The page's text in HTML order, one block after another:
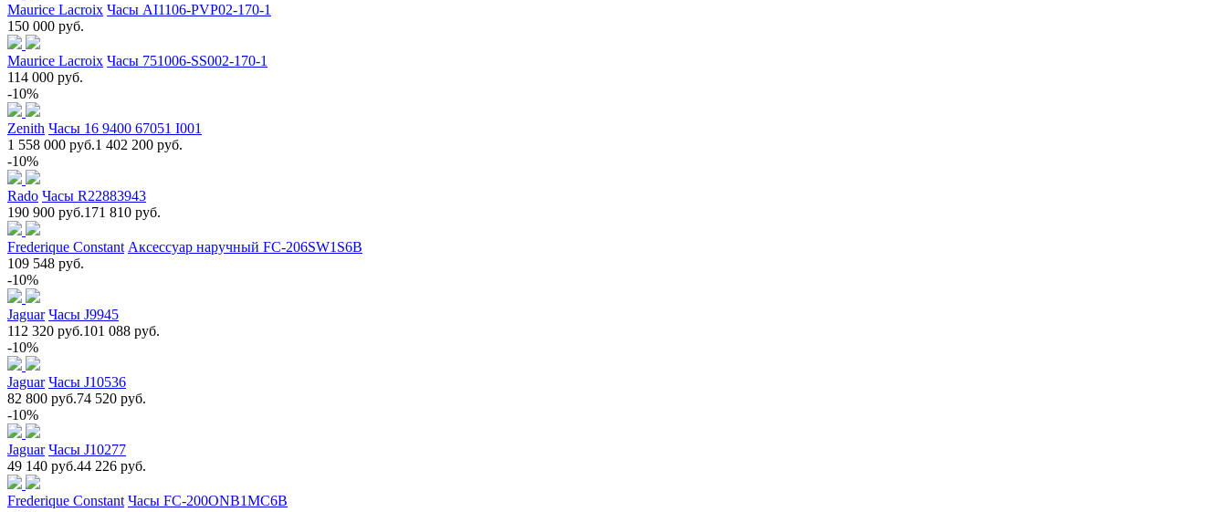
Maurice Lacroix Часы AI1106-PVP02-170-1
150 000 руб.
Maurice Lacroix Часы 751006-SS002-170-1
114 000 руб.
-10%
Zenith Часы 16 9400 67051 I001
1 558 000 руб.1 402 200 руб.
-10%
Rado Часы R22883943
190 900 руб.171 810 руб.
Frederique Constant Аксессуар наручный FC-206SW1S6B
109 548 руб.
-10%
Jaguar Часы J9945
112 320 руб.101 088 руб.
-10%
Jaguar Часы J10536
82 800 руб.74 520 руб.
-10%
Jaguar Часы J10277
49 140 руб.44 226 руб.
Frederique Constant Часы FC-200ONB1MC6B